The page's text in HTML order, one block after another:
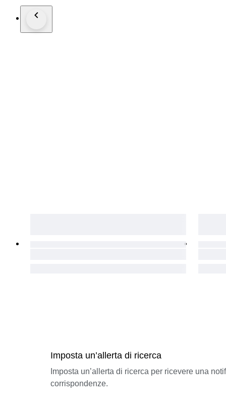
Imposta un’allerta di ricerca
Imposta un’allerta di ricerca per ricevere una
corrispondenze.